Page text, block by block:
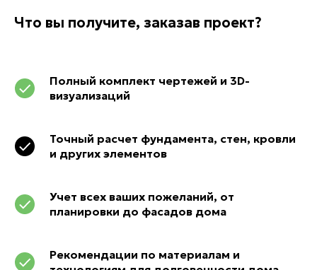
Что вы получите, заказав проект?
Полный комплект чертежей и 3D-
визуализаций
Точный расчет фундамента, стен, кровли
и других элементов
Учет всех ваших пожеланий, от
планировки до фасадов дома
Рекомендации по материалам и